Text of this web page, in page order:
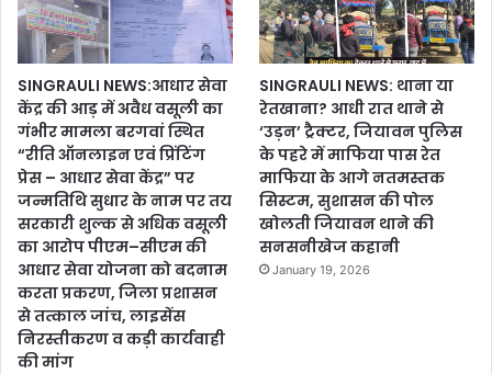
SINGRAULI NEWS:आधार सेवा
केंद्र की आड़ में अवैध वसूली का
गंभीर मामला बरगवां स्थित
“रीति ऑनलाइन एवं प्रिंटिंग
प्रेस – आधार सेवा केंद्र” पर
जन्मतिथि सुधार के नाम पर तय
सरकारी शुल्क से अधिक वसूली
का आरोप पीएम–सीएम की
आधार सेवा योजना को बदनाम
करता प्रकरण, जिला प्रशासन
से तत्काल जांच, लाइसेंस
निरस्तीकरण व कड़ी कार्यवाही
की मांग
SINGRAULI NEWS: थाना या
रेतखाना? आधी रात थाने से
‘उड़न’ ट्रैक्टर, जियावन पुलिस
के पहरे में माफिया पास रेत
माफिया के आगे नतमस्तक
सिस्टम, सुशासन की पोल
खोलती जियावन थाने की
सनसनीखेज कहानी
January 19, 2026